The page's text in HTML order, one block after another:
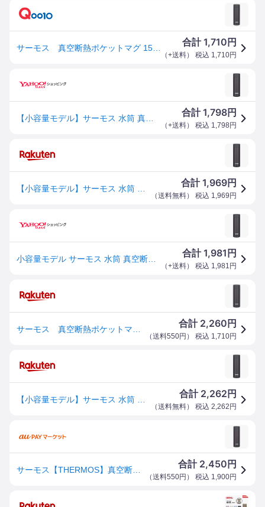
合計1,710 円
（+送料） 税込 1,710円
合計1,798円
（+送料） 税込 1,798 円
合計1,969円
（送料無料） 税込 1,969 円
合計1,981 円
（+送料） 税込 1,981 円
合計 2,260 円
（送料550円 ） 税込 1,710円
合計 2,262 円
（送料無料） 税込 2,262 円
合計 2,450 円
（送料550円 ） 税込 1,900円